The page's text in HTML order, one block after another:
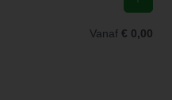
Vanaf € 0,00